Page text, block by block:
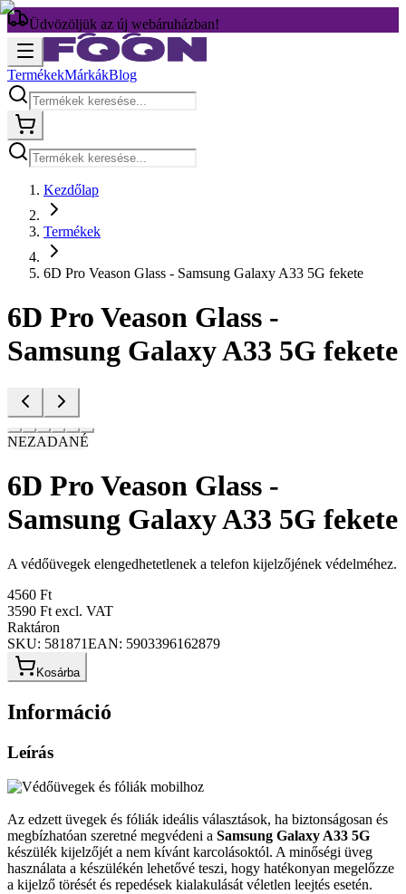
Üdvözöljük az új webáruházban!
TermékekMárkákBlog
Kezdőlap
Termékek
6D Pro Veason Glass - Samsung Galaxy A33 5G fekete
6D Pro Veason Glass -
Samsung Galaxy A33 5G fekete
NEZADANÉ
6D Pro Veason Glass -
Samsung Galaxy A33 5G fekete
A védőüvegek elengedhetetlenek a telefon kijelzőjének védelméhez.
4560 Ft
3590 Ft excl. VAT
Raktáron
SKU: 581871EAN: 5903396162879
Kosárba
Információ
Leírás
Az edzett üvegek és fóliák ideális választások, ha biztonságosan és
megbízhatóan szeretné megvédeni a Samsung Galaxy A33 5G
készülék kijelzőjét a nem kívánt karcolásoktól. A minőségi üveg
használata a készülékén lehetővé teszi, hogy hatékonyan megelőzze
a kijelző törését és repedések kialakulását véletlen leejtés esetén.